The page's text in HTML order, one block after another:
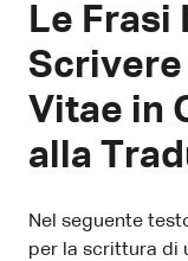
Le Frasi
Vitae in
alla
Nel seguente
per la scrittura di